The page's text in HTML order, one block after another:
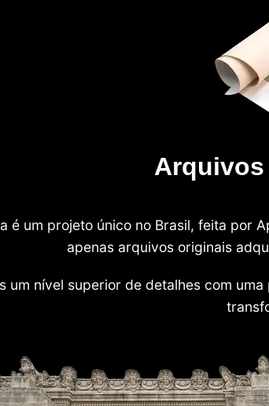
é um projeto único no Brasil, feita por
apenas arquivos originais
um nível superior de detalhes com